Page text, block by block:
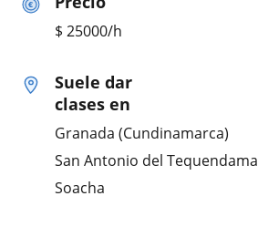
$ 25000/h
Suele dar
clases en
Granada (Cundinamarca)
San Antonio del Tequendama
Soacha